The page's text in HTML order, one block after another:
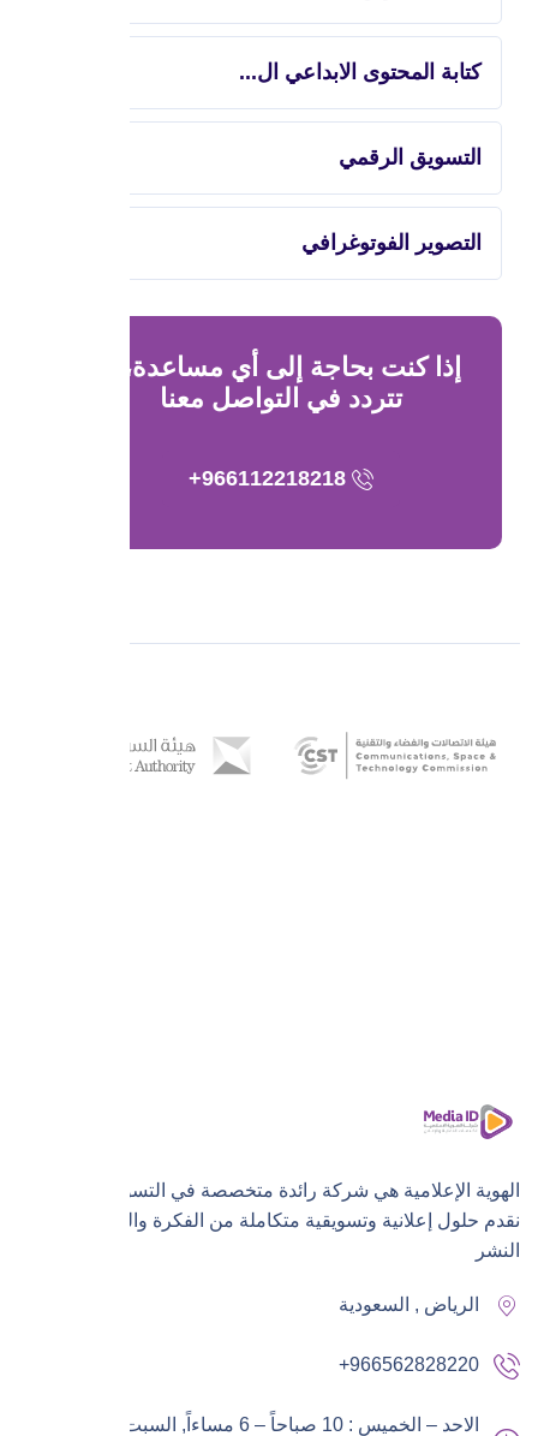
كتابة المحتوى الابداعي ال...
التسويق الرقمي
التصوير الفوتوغرافي
إذا كنت بحاجة إلى أي مساعدة، لا
تتردد في التواصل معنا
966112218218+
الهوية الإعلامية هي شركة رائدة متخصصة في التسويق الرقمي،
نقدم حلول إعلانية وتسويقية متكاملة من الفكرة والتنفيذ إلى
النشر
الرياض , السعودية
+966562828220
الاحد – الخميس : 10 صباحاً – 6 مساءاً,
السبت – الجمعة :